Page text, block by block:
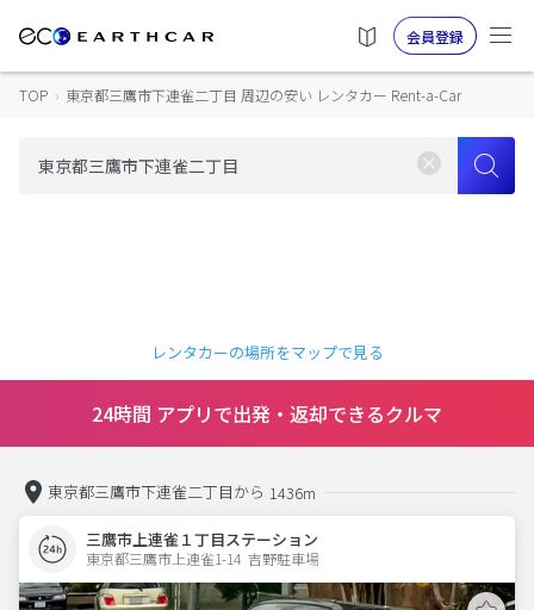
会員登録
TOP › 東京都三鷹市下連雀二丁目 周辺の安い レンタカー Rent-a-Car
レンタカーの場所をマップで見る
24時間 アプリで出発・返却できるクルマ
東京都三鷹市下連雀二丁目から 1436m
三鷹市上連雀１丁目ステーション
東京都三鷹市上連雀1-14  吉野駐車場